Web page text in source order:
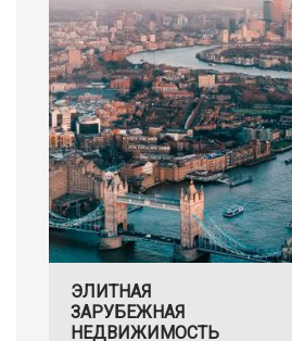
ЭЛИТНАЯ
ЗАРУБЕЖНАЯ
НЕДВИЖИМОСТЬ